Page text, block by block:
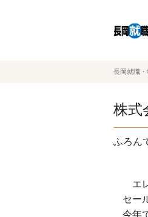
長岡就職
株式
ふろん
エ
セー
今年